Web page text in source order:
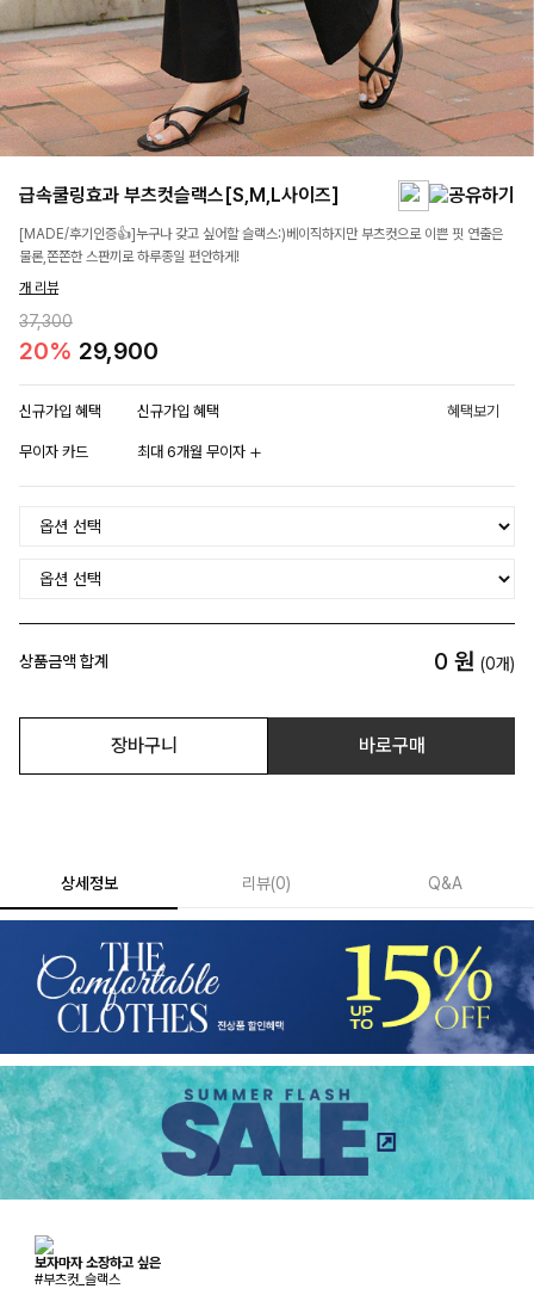
급속쿨링효과 부츠컷슬랙스[S,M,L사이즈]
[MADE/후기인증👍]누구나 갖고 싶어할 슬랙스:)베이직하지만 부츠컷으로 이쁜 핏 연출은
물론,쫀쫀한 스판끼로 하루종일 편안하게!
개 리뷰
37,300
20% 29,900
신규가입 혜택 신규가입 혜택 혜택보기
무이자 카드 최대 6개월 무이자
상품금액 합계 0 원 (0개)
장바구니 바로구매
상세정보 리뷰(0) Q&A
보자마자 소장하고 싶은
#부츠컷_슬랙스